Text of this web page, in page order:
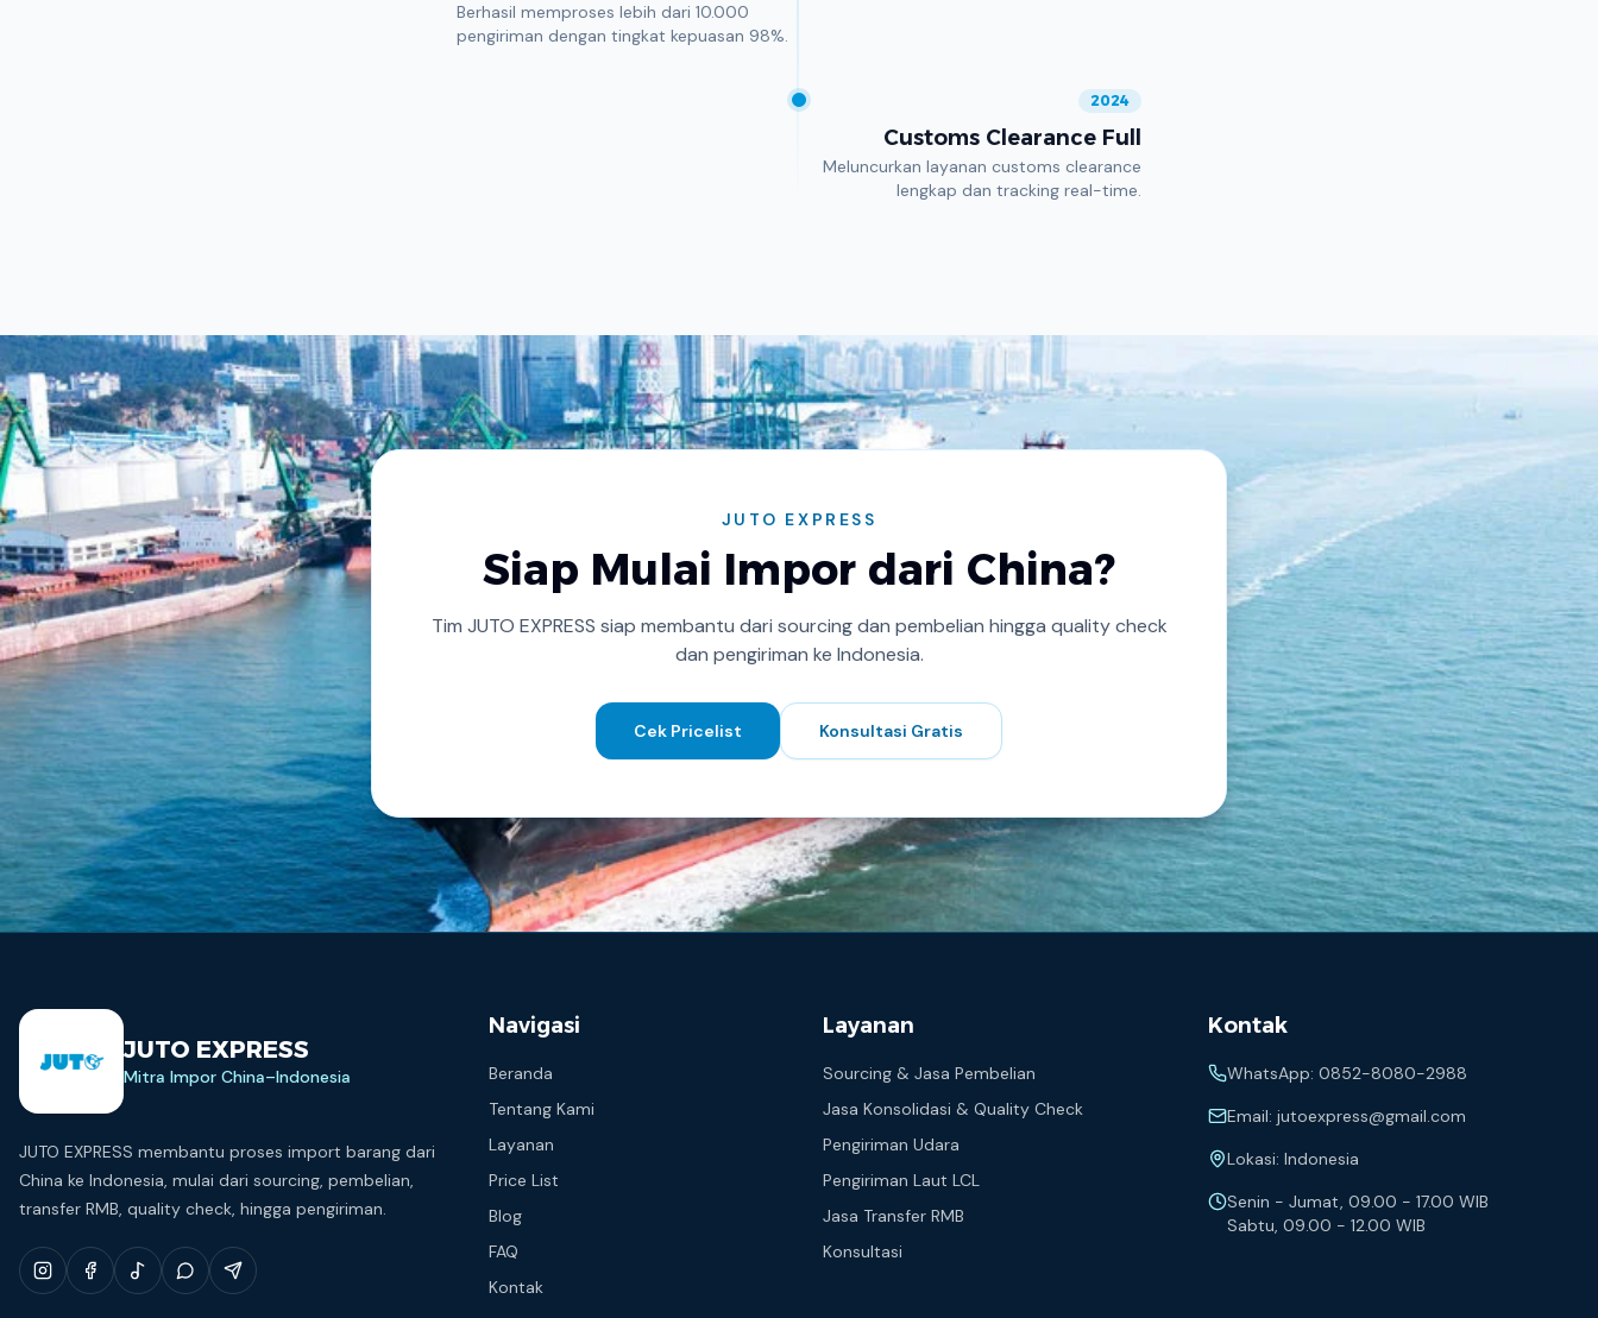
Berhasil memproses lebih dari 10.000
pengiriman dengan tingkat kepuasan 98%.
2024
Customs Clearance Full
Meluncurkan layanan customs clearance
lengkap dan tracking real-time.
JUTO EXPRESS
Siap Mulai Impor dari China?
Tim JUTO EXPRESS siap membantu dari sourcing dan pembelian hingga quality check
dan pengiriman ke Indonesia.
Cek Pricelist Konsultasi Gratis
JUTO EXPRESS
Mitra Impor China–Indonesia
JUTO EXPRESS membantu proses import barang dari
China ke Indonesia, mulai dari sourcing, pembelian,
transfer RMB, quality check, hingga pengiriman.
Navigasi
Beranda
Tentang Kami
Layanan
Price List
Blog
FAQ
Kontak
Layanan
Sourcing & Jasa Pembelian
Jasa Konsolidasi & Quality Check
Pengiriman Udara
Pengiriman Laut LCL
Jasa Transfer RMB
Konsultasi
Kontak
WhatsApp: 0852-8080-2988
Email: jutoexpress@gmail.com
Lokasi: Indonesia
Senin - Jumat, 09.00 - 17.00 WIB
Sabtu, 09.00 - 12.00 WIB